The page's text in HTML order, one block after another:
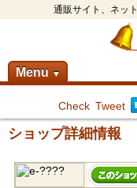
通販サイト、ネッ
Menu ▼
Check Tweet
ショップ詳細情報